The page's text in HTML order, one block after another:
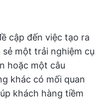
cập đến việc tạo ra
một trải nghiệm cụ
hoặc một câu
khác có mối quan
khách hàng tiềm